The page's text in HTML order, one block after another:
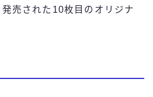
売された10枚目のオリジナ